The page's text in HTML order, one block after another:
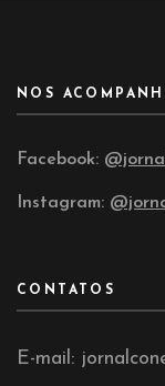
NOS
Facebook:
Instagram:
CONTATOS
E-mail: